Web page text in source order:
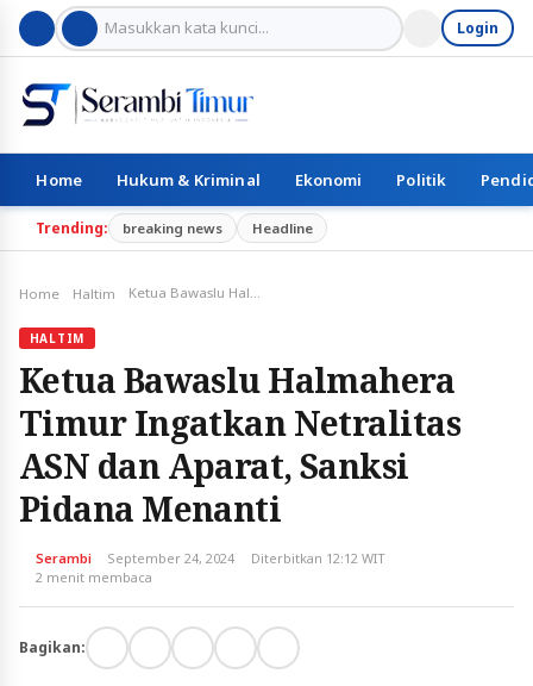
Login
Home Hukum & Kriminal Ekonomi Politik
Trending: breaking news Headline
Home Haltim Ketua Bawaslu Halmahera Timur Ingatkan Netralitas ASN dan Aparat, Sanksi Pidana Menanti
HALTIM
Ketua Bawaslu Halmahera
Timur Ingatkan Netralitas
ASN dan Aparat, Sanksi
Pidana Menanti
Serambi September 24, 2024
Diterbitkan 12:12 WIT
2 menit membaca
Bagikan: